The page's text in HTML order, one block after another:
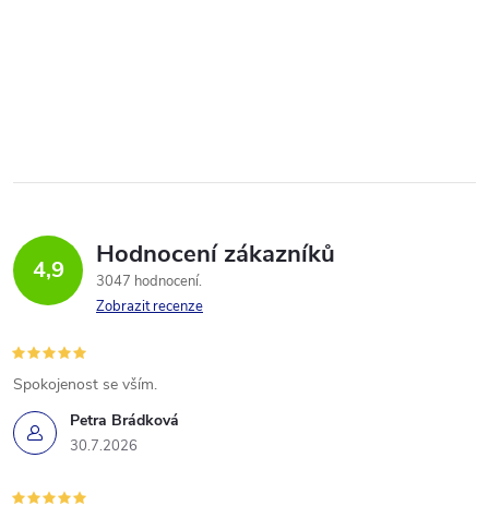
4,9 Hodnocení zákazníků
3047 hodnocení
Zobrazit recenze
Petra Brádková
30.7.2026
Spokojenost se vším.